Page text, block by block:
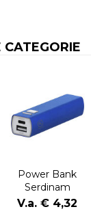
Power Bank
Serdinam
V.a. € 4,32